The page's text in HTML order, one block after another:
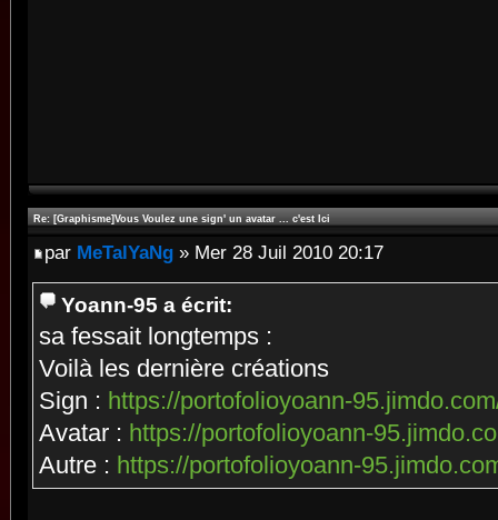
Re: [Graphisme]Vous Voulez une sign' un avatar ... c'est Ici
par MeTalYaNg » Mer 28 Juil 2010 20:17
Yoann-95 a écrit:
sa fessait longtemps :
Voilà les dernière créations
Sign : https://portofolioyoann-
Avatar : https://portofolioyoann-
Autre : https://portofolioyoann-